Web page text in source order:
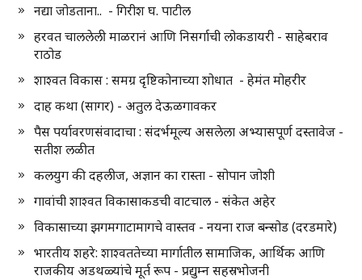
नद्या जोडताना.. - गिरीश घ. पाटील
हरवत चाललेली माळरानं आणि निसर्गाची लोकडायरी - साहेबराव
राठोड
शाश्वत विकास : समग्र दृष्टिकोनाच्या शोधात - हेमंत मोहरीर
दाह कथा (सागर) - अतुल देऊळगावकर
पैस पर्यावरणसंवादाचा : संदर्भमूल्य असलेला अभ्यासपूर्ण दस्तावेज -
सतीश लळीत
कलयुग की दहलीज, अज्ञान का रास्ता - सोपान जोशी
गावांची शाश्वत विकासाकडची वाटचाल - संकेत अहेर
विकासाच्या झगमगाटामागचे वास्तव - नयना राज बन्सोड (दरडमारे)
भारतीय शहरे: शाश्वततेच्या मार्गातील सामाजिक, आर्थिक आणि
राजकीय अडथळ्यांचे मूर्त रूप - प्रद्युम्न सहस्रभोजनी